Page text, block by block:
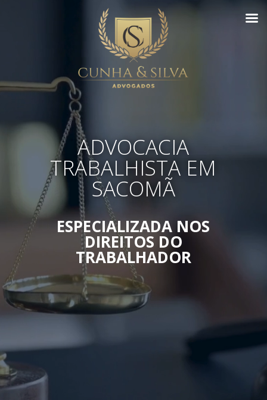
ADVOCACIA
TRABALHISTA EM
SACOMÃ
ESPECIALIZADA NOS
DIREITOS DO
TRABALHADOR